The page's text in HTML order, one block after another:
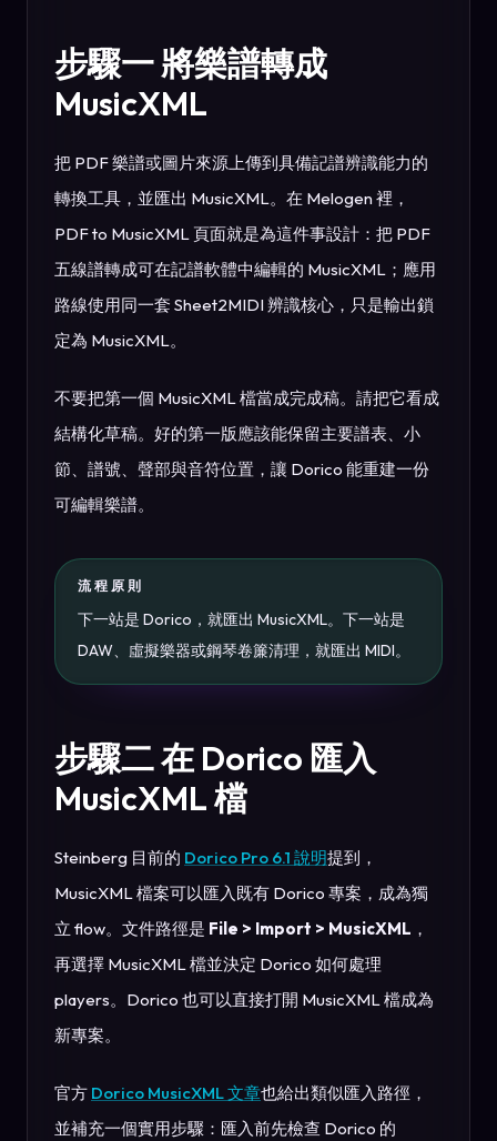
步驟一 將樂譜轉成
MusicXML
把 PDF 樂譜或圖片來源上傳到具備記譜辨識能力的
轉換工具，並匯出 MusicXML。在 Melogen 裡，
PDF to MusicXML 頁面就是為這件事設計：把 PDF
五線譜轉成可在記譜軟體中編輯的 MusicXML；應用
路線使用同一套 Sheet2MIDI 辨識核心，只是輸出鎖
定為 MusicXML。
不要把第一個 MusicXML 檔當成完成稿。請把它看成
結構化草稿。好的第一版應該能保留主要譜表、小
節、譜號、聲部與音符位置，讓 Dorico 能重建一份
可編輯樂譜。
流程原則
下一站是 Dorico，就匯出 MusicXML。下一站是
DAW、虛擬樂器或鋼琴卷簾清理，就匯出 MIDI。
步驟二 在 Dorico 匯入
MusicXML 檔
Steinberg 目前的 Dorico Pro 6.1 說明提到，
MusicXML 檔案可以匯入既有 Dorico 專案，成為獨
立 flow。文件路徑是 File > Import > MusicXML ，
再選擇 MusicXML 檔並決定 Dorico 如何處理
players。Dorico 也可以直接打開 MusicXML 檔成為
新專案。
官方 Dorico MusicXML 文章也給出類似匯入路徑，
並補充一個實用步驟：匯入前先檢查 Dorico 的